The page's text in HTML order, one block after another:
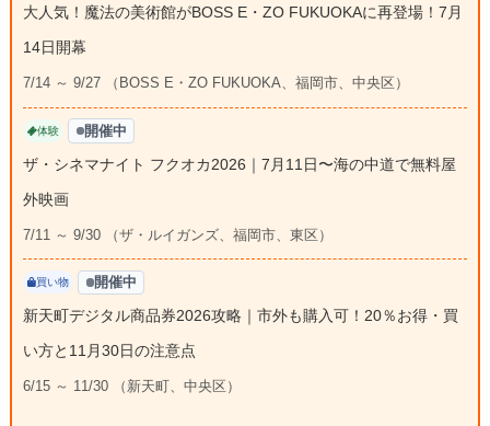
大人気！魔法の美術館がBOSS E・ZO FUKUOKAに再登場！7月
14日開幕
7/14 ～ 9/27 （BOSS E・ZO FUKUOKA、福岡市、中央区）
体験 開催中
ザ・シネマナイト フクオカ2026｜7月11日〜海の中道で無料屋
外映画
7/11 ～ 9/30 （ザ・ルイガンズ、福岡市、東区）
買い物 開催中
新天町デジタル商品券2026攻略｜市外も購入可！20％お得・買
い方と11月30日の注意点
6/15 ～ 11/30 （新天町、中央区）